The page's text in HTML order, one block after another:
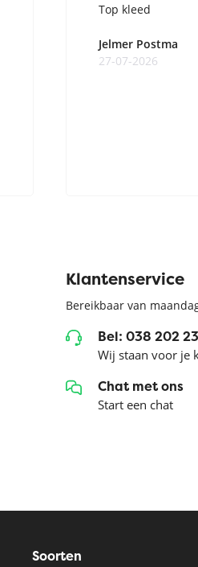
Top kleed
Jelmer Postma
27-07-2026
Klantenservice
Bereikbaar van
Bel: 038 202
Wij staan voor je
Chat met ons
Start een chat
Soorten